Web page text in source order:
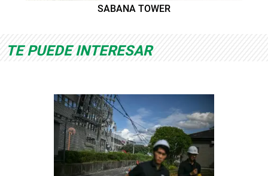
SABANA TOWER
TE PUEDE INTERESAR